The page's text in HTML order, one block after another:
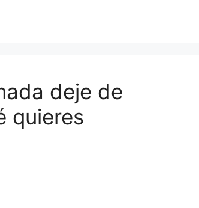
deje de
quieres